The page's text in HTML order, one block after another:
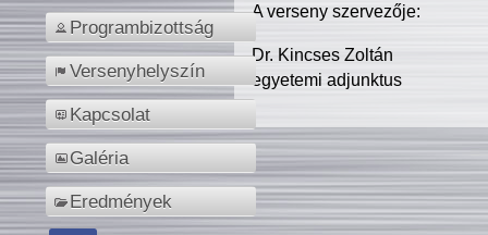
Programbizottság
Versenyhelyszín
Kapcsolat
Galéria
Eredmények
A verseny szervezője:
Dr. Kincses Zoltán
egyetemi adjunktus